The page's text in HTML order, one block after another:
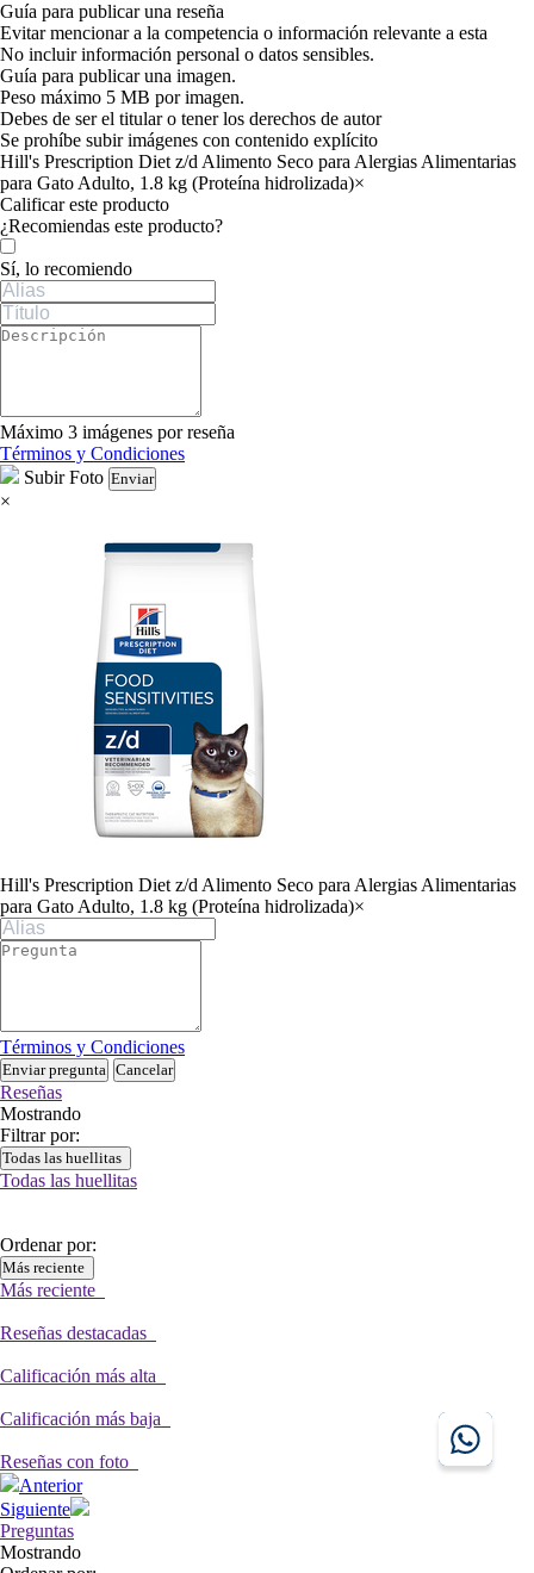
Guía para publicar una reseña
Evitar mencionar a la competencia o información relevante a esta
No incluir información personal o datos sensibles.
Guía para publicar una imagen.
Peso máximo 5 MB por imagen.
Debes de ser el titular o tener los derechos de autor
Se prohíbe subir imágenes con contenido explícito
Hill's Prescription Diet z/d Alimento Seco para Alergias Alimentarias
para Gato Adulto, 1.8 kg (Proteína hidrolizada)×
Calificar este producto
Tu valoración
¿Recomiendas este producto?
Sí, lo recomiendo
Máximo 3 imágenes por reseña
Términos y Condiciones
Subir Foto Enviar
×
Hill's Prescription Diet z/d Alimento Seco para Alergias Alimentarias
para Gato Adulto, 1.8 kg (Proteína hidrolizada)×
Términos y Condiciones
Enviar pregunta Cancelar
Reseñas
Mostrando
Filtrar por:
Todas las huellitas
Todas las huellitas
Ordenar por:
Más reciente
Más reciente
Reseñas destacadas
Calificación más alta
Calificación más baja
Reseñas con foto
Anterior
Siguiente
Preguntas
Mostrando